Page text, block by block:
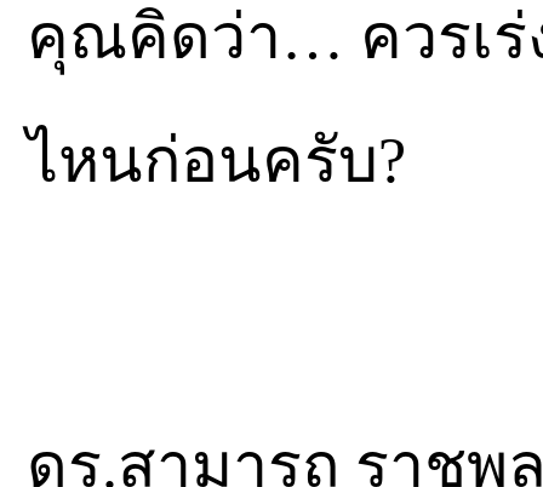
คุณคิดว่า… ควรเร่
ไหนก่อนครับ?
ดร.สามารถ ราชพ